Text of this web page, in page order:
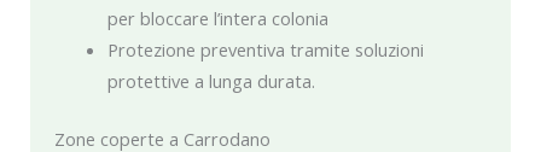
per bloccare l’intera colonia
Protezione preventiva tramite soluzioni
protettive a lunga durata.
Zone coperte a Carrodano